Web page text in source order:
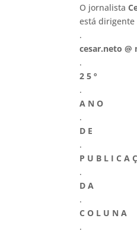
O jornalista
está dirigente
.
cesar.neto @
.
2 5 º
.
A N O
.
D E
.
P U B L I C A
.
D A
.
C O L U N A
.